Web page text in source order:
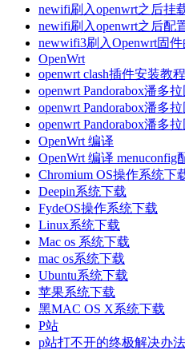
newifi刷入openwrt之后挂
newifi刷入openwrt之后配
newwifi3刷入Openwrt固
OpenWrt
openwrt clash插件安装教程
openwrt Pandorabox潘多
openwrt Pandorabox潘多
openwrt Pandorabox潘多
OpenWrt 编译
OpenWrt 编译 menuconfig
Chromium OS操作系统下
Deepin系统下载
FydeOS操作系统下载
Linux系统下载
Mac os 系统下载
mac os系统下载
Ubuntu系统下载
苹果系统下载
黑MAC OS X系统下载
P站
p站打不开的终极解决办法